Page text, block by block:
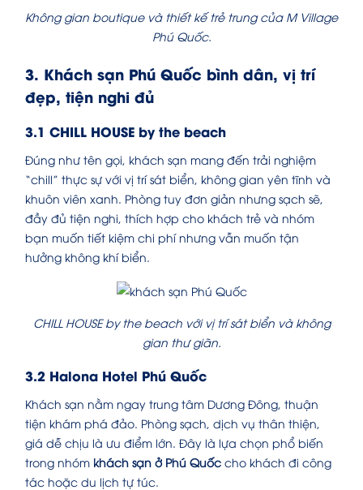
Không gian boutique và thiết kế trẻ trung của M Village
Phú Quốc.
3. Khách sạn Phú Quốc bình dân, vị trí
đẹp, tiện nghi đủ
3.1 CHILL HOUSE by the beach
Đúng như tên gọi, khách sạn mang đến trải nghiệm
“chill” thực sự với vị trí sát biển, không gian yên tĩnh và
khuôn viên xanh. Phòng tuy đơn giản nhưng sạch sẽ,
đầy đủ tiện nghi, thích hợp cho khách trẻ và nhóm
bạn muốn tiết kiệm chi phí nhưng vẫn muốn tận
hưởng không khí biển.
CHILL HOUSE by the beach với vị trí sát biển và không
gian thư giãn.
3.2 Halona Hotel Phú Quốc
Khách sạn nằm ngay trung tâm Dương Đông, thuận
tiện khám phá đảo. Phòng sạch, dịch vụ thân thiện,
giá dễ chịu là ưu điểm lớn. Đây là lựa chọn phổ biến
trong nhóm khách sạn ở Phú Quốc cho khách đi công
tác hoặc du lịch tự túc.